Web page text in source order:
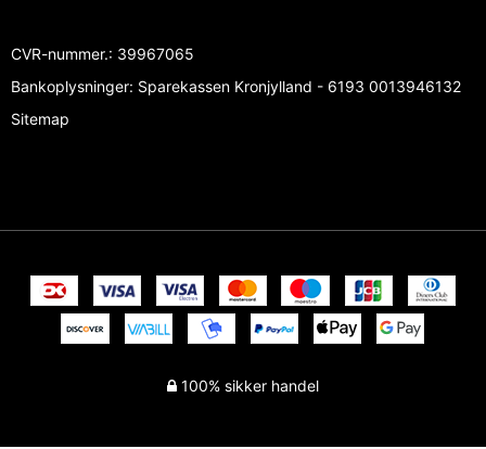
CVR-nummer.: 39967065
Bankoplysninger: Sparekassen Kronjylland - 6193 0013946132
Sitemap
100% sikker handel